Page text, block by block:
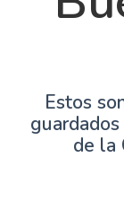
Estos
de la